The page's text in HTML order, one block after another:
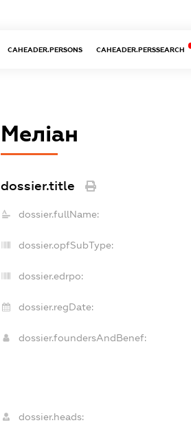
CAHEADER.PERSONS CAHEADER.PERSSEARCH
Меліан
dossier.title
dossier.fullName:
dossier.opfSubType:
dossier.edrpo:
dossier.regDate:
dossier.foundersAndBenef:
dossier.heads: